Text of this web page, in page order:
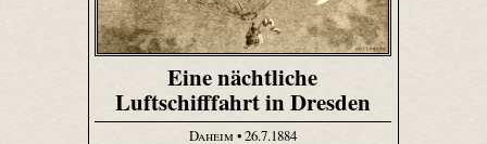
Eine nächtliche
Luftschifffahrt in Dresden
Daheim • 26.7.1884